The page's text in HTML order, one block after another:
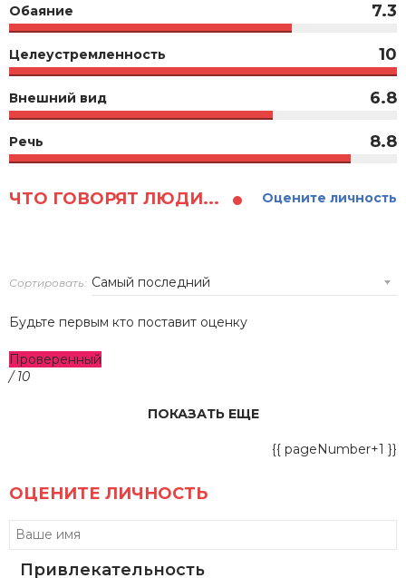
Обаяние 7.3
Целеустремленность 10
Внешний вид 6.8
Речь 8.8
ЧТО ГОВОРЯТ ЛЮДИ... Оцените личность
Сортировать:
Будьте первым кто поставит оценку
Проверенный
/ 10
ПОКАЗАТЬ ЕЩЕ
{{ pageNumber+1 }}
ОЦЕНИТЕ ЛИЧНОСТЬ
Привлекательность